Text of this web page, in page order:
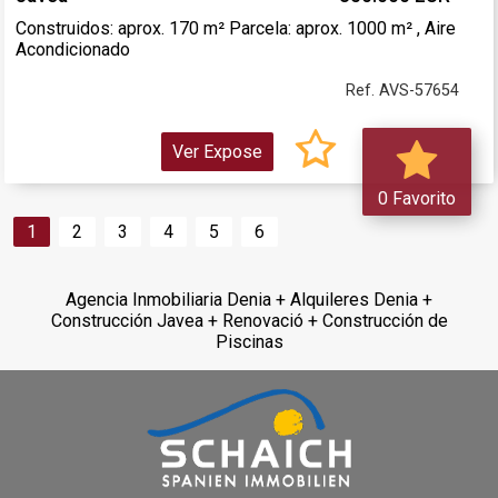
Construidos: aprox. 170 m² Parcela: aprox. 1000 m² , Aire
Acondicionado
Ref. AVS-57654
Ver Expose
1 2 3 4 5 6
Agencia Inmobiliaria Denia + Alquileres Denia +
Construcción Javea + Renovació + Construcción de
Piscinas
0 Favorito